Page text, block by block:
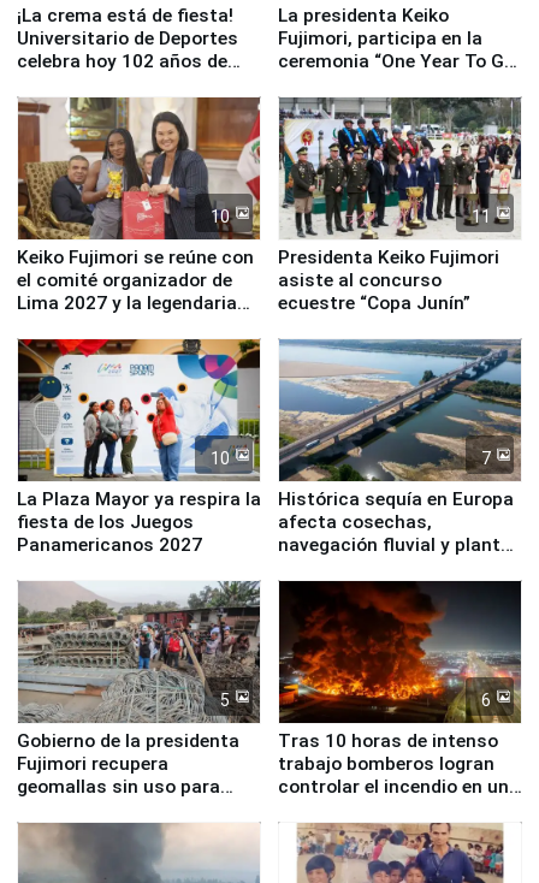
¡La crema está de fiesta!
Universitario de Deportes
celebra hoy 102 años de
La presidenta Keiko
Fujimori, participa en la
ceremonia “One Year To Go
10
Keiko Fujimori se reúne con
el comité organizador de
Lima 2027 y la legendaria
11
Presidenta Keiko Fujimori
asiste al concurso
ecuestre “Copa Junín”
10
La Plaza Mayor ya respira la
fiesta de los Juegos
Panamericanos 2027
7
Histórica sequía en Europa
afecta cosechas,
navegación fluvial y plantas
5
Gobierno de la presidenta
Fujimori recupera
geomallas sin uso para
Fenómeno El Niño
6
Tras 10 horas de intenso
trabajo bomberos logran
controlar el incendio en una
de Chile